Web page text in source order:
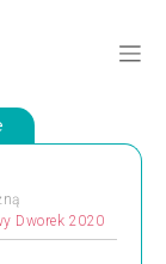
Dworek 2020